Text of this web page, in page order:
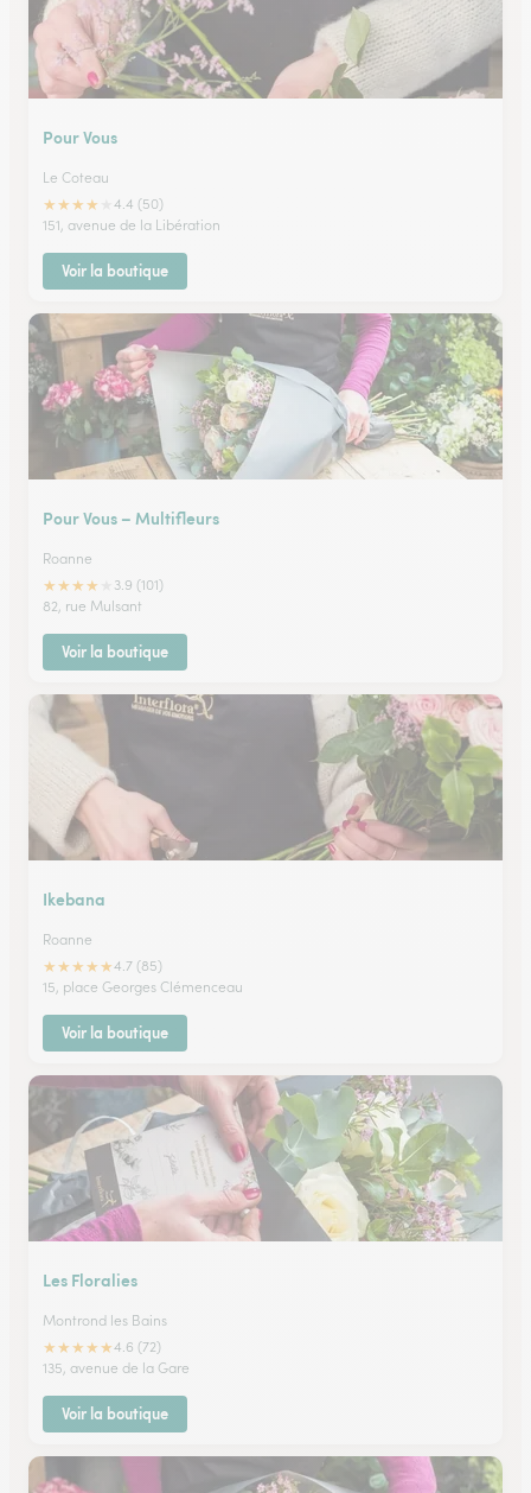
Pour Vous
Le Coteau
★★★★
4.4 (50)
151, avenue de la Libération
Voir la boutique
Pour Vous – Multifleurs
Roanne
★★★★
3.9 (101)
82, rue Mulsant
Voir la boutique
Ikebana
Roanne
★★★★★4.7 (85)
15, place Georges Clémenceau
Voir la boutique
Les Floralies
Montrond les Bains
★★★★★4.6 (72)
135, avenue de la Gare
Voir la boutique